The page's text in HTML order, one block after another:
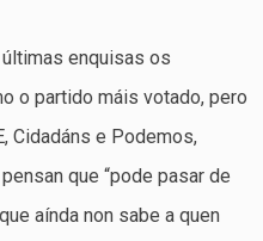
enquisas os
o partido máis votado, pero
Cidadáns e Podemos,
que “pode pasar de
aínda non sabe a quen